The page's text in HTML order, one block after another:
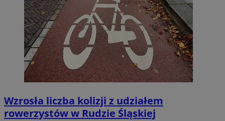
Wzrosła liczba kolizji z udziałem
rowerzystów w Rudzie Śląskiej